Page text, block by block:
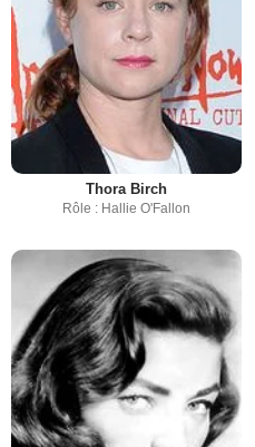
Thora Birch
Rôle : Hallie O'Fallon